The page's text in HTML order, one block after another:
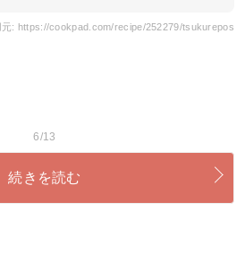
元: https://cookpad.com/recipe/252279/tsukurepos
6/13
続きを読む